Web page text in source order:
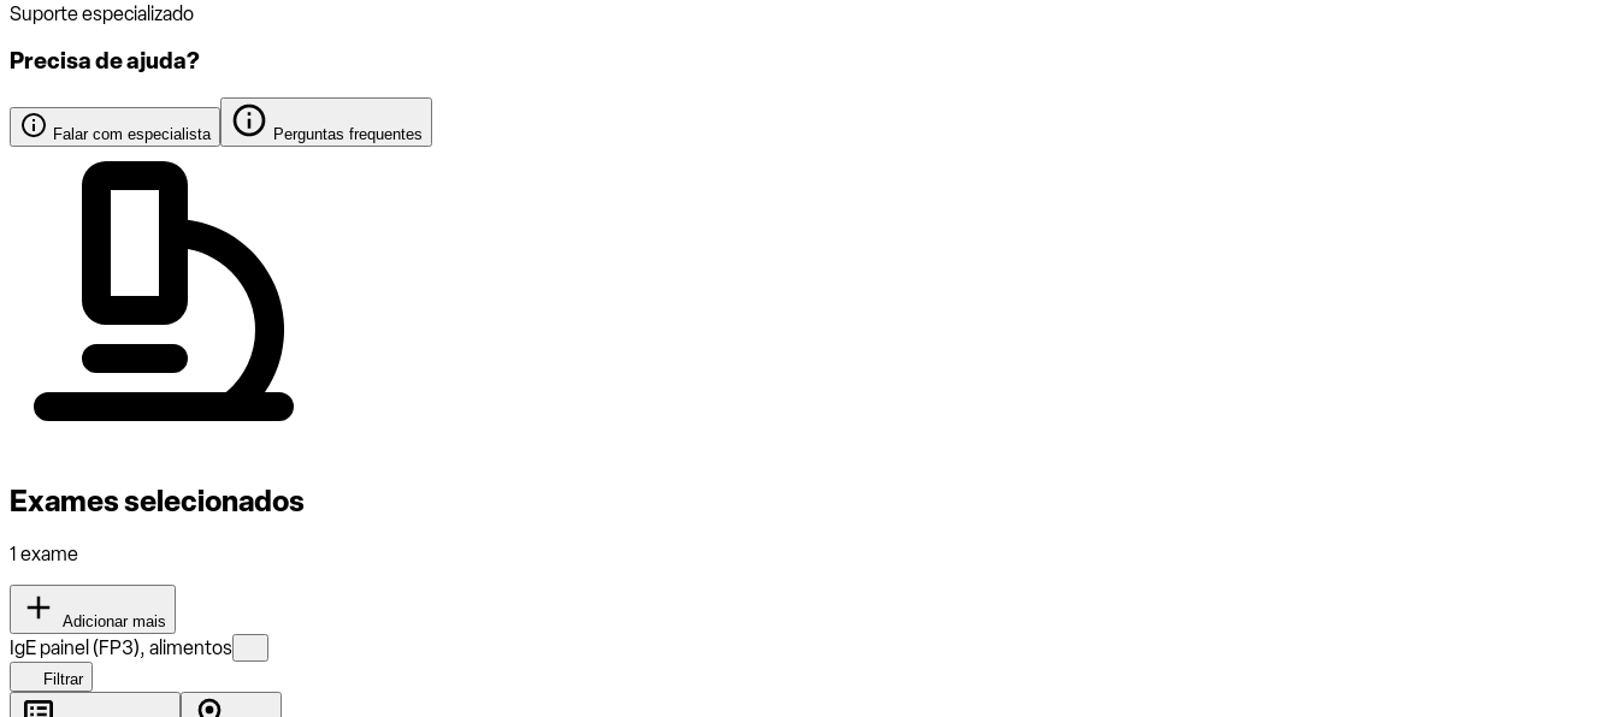
Suporte especializado
Precisa de ajuda?
Falar com especialista Perguntas frequentes
Exames selecionados
1 exame
Adicionar mais
IgE painel (FP3), alimentos
Filtrar